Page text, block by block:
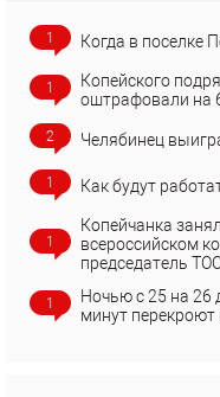
1 Когда в поселке
1
Копейского
оштрафовали на
2 Челябинец
1 Как будут
1
Копейчанка
всероссийском
председатель
1
Ночью с 25 на 26
минут